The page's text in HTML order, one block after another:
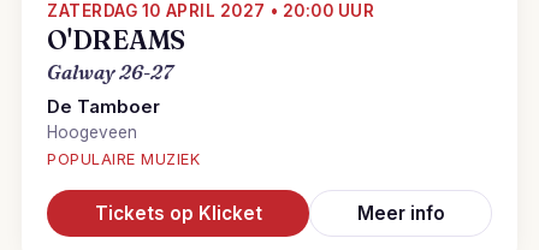
ZATERDAG 10 APRIL 2027 • 20:00 UUR
O'DREAMS
Galway 26-27
De Tamboer
Hoogeveen
POPULAIRE MUZIEK
Tickets op Klicket Meer info